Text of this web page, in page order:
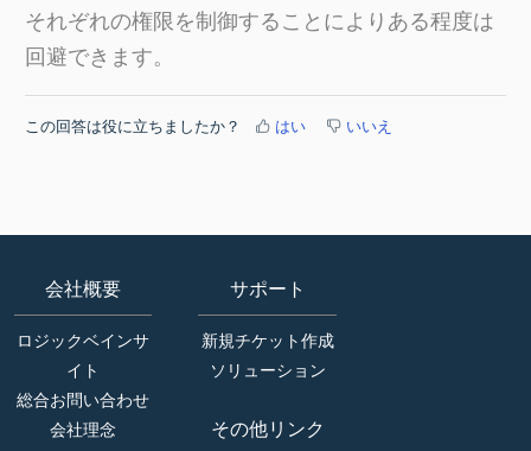
それぞれの権限を制御することによりある程度は
回避できます。
この回答は役に立ちましたか？ はい いいえ
会社概要
ロジックベインサ
イト
総合お問い合わせ
会社理念
サポート
新規チケット作成
ソリューション
その他リンク